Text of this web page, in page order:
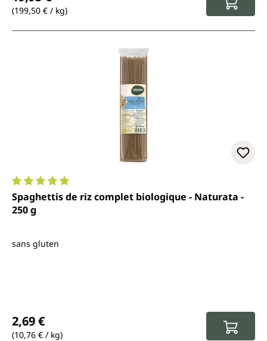
(199,50 € / kg)
Note moyenne de 5 sur 5 étoiles
Spaghettis de riz complet biologique - Naturata -
250 g
sans gluten
2,69 €
(10,76 € / kg)